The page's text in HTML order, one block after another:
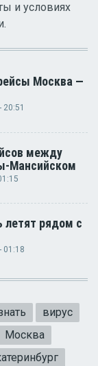
и условиях
Москва —
20:51
между
Мансийском
летят рядом с
01:18
вирус
Москва